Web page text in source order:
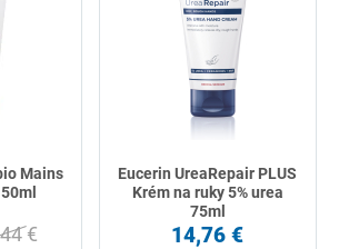
Mains
€
Eucerin UreaRepair PLUS
Krém na ruky 5% urea
75ml
14,76 €